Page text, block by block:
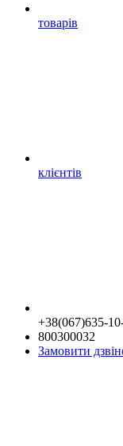
товарів
клієнтів
+38(067)635-
800300032
Замовити